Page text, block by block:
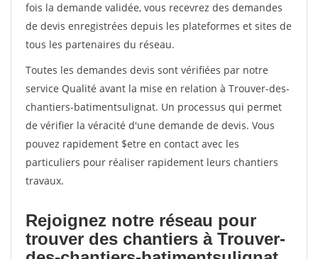
fois la demande validée, vous recevrez des demandes
de devis enregistrées depuis les plateformes et sites de
tous les partenaires du réseau.
Toutes les demandes devis sont vérifiées par notre
service Qualité avant la mise en relation à Trouver-des-
chantiers-batimentsulignat. Un processus qui permet
de vérifier la véracité d'une demande de devis. Vous
pouvez rapidement $etre en contact avec les
particuliers pour réaliser rapidement leurs chantiers
travaux.
Rejoignez notre réseau pour
trouver des chantiers à Trouver-